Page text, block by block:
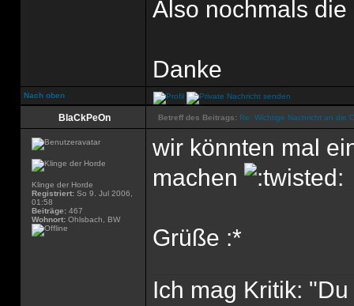
Also nochmals
Danke
Nach oben
BlaCkPeOn Betreff des Beitrags: Re: Wichtige Nachricht an die
Klinge der Horde
Registriert: So 9. Jul 2006,
01:58
Beiträge: 467
Wohnort: Ohlsbach, BW
wir könnten mal
machen
Grüße :*
Ich mag Kritik: